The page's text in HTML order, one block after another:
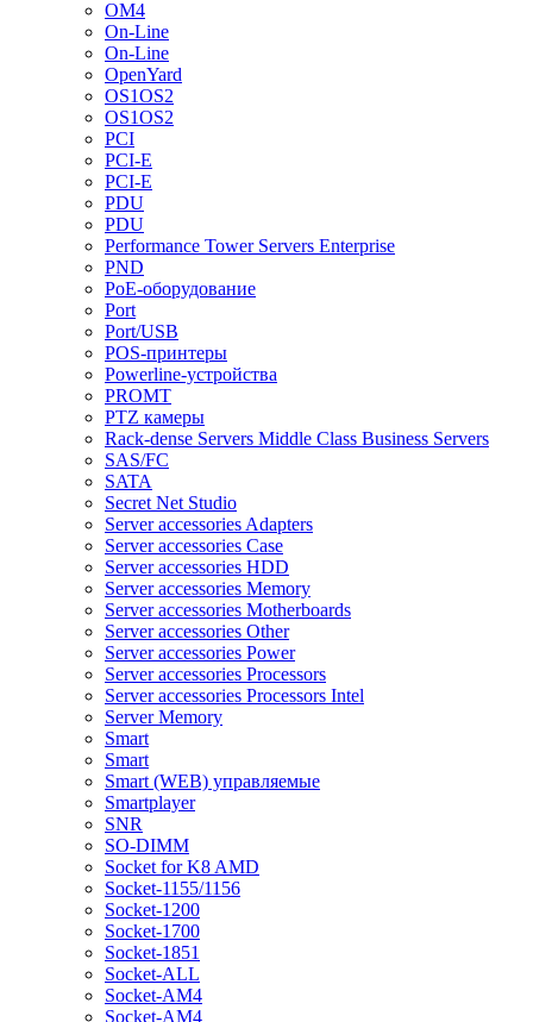
OM4
On-Line
On-Line
OpenYard
OS1OS2
OS1OS2
PCI
PCI-E
PCI-E
PDU
PDU
Performance Tower Servers Enterprise
PND
PoE-оборудование
Port
Port/USB
POS-принтеры
Powerline-устройства
PROMT
PTZ камеры
Rack-dense Servers Middle Class Business Servers
SAS/FC
SATA
Secret Net Studio
Server accessories Adapters
Server accessories Case
Server accessories HDD
Server accessories Memory
Server accessories Motherboards
Server accessories Other
Server accessories Power
Server accessories Processors
Server accessories Processors Intel
Server Memory
Smart
Smart
Smart (WEB) управляемые
Smartplayer
SNR
SO-DIMM
Socket for K8 AMD
Socket-1155/1156
Socket-1200
Socket-1700
Socket-1851
Socket-ALL
Socket-AM4
Socket-AM4